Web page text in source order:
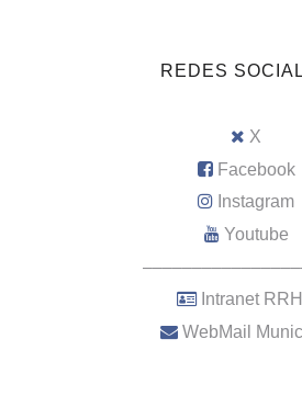
REDES
X
Facebook
Instagram
Youtube
Intranet
WebMail